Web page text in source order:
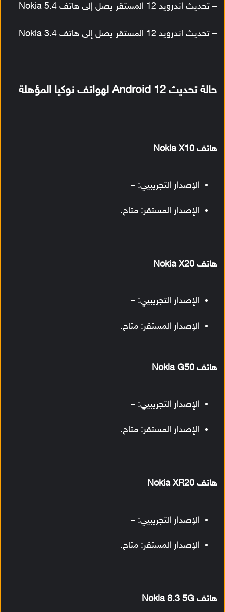
– تحديث اندرويد 12 المستقر يصل إلى هاتف Nokia 5.4
– تحديث اندرويد 12 المستقر يصل إلى هاتف Nokia 3.4
حالة تحديث Android 12 لهواتف نوكيا المؤهلة
هاتف Nokia X10
الإصدار التجريبيي: –
الإصدار المستقر: متاح.
هاتف Nokia X20
الإصدار التجريبيي: –
الإصدار المستقر: متاح.
هاتف Nokia G50
الإصدار التجريبيي: –
الإصدار المستقر: متاح.
هاتف Nokia XR20
الإصدار التجريبيي: –
الإصدار المستقر: متاح.
هاتف Nokia 8.3 5G